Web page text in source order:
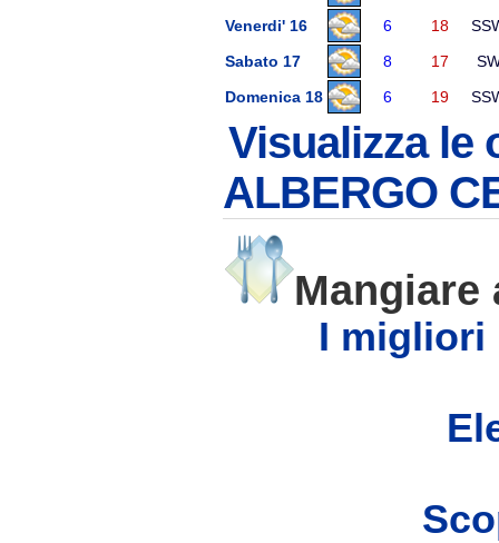
Venerdi' 16
6 18
Sabato 17
8 17
Domenica 18
6 19
Visualizza le
ALBERGO
Mangiare
I migliori